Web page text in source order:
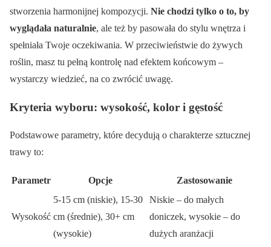
stworzenia harmonijnej kompozycji. Nie chodzi tylko o to, by
wyglądała naturalnie, ale też by pasowała do stylu wnętrza i
spełniała Twoje oczekiwania. W przeciwieństwie do żywych
roślin, masz tu pełną kontrolę nad efektem końcowym –
wystarczy wiedzieć, na co zwrócić uwagę.
Kryteria wyboru: wysokość, kolor i gęstość
Podstawowe parametry, które decydują o charakterze sztucznej
trawy to:
Parametr Opcje Zastosowanie
Wysokość
5-15 cm (niskie), 15-30
cm (średnie), 30+ cm
(wysokie)
Niskie – do małych
doniczek, wysokie – do
dużych aranżacji